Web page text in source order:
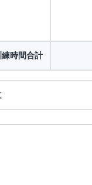
練時間合計